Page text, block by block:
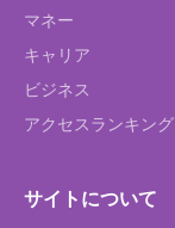
マネー
キャリア
ビジネス
アクセスランキング
サイトについて